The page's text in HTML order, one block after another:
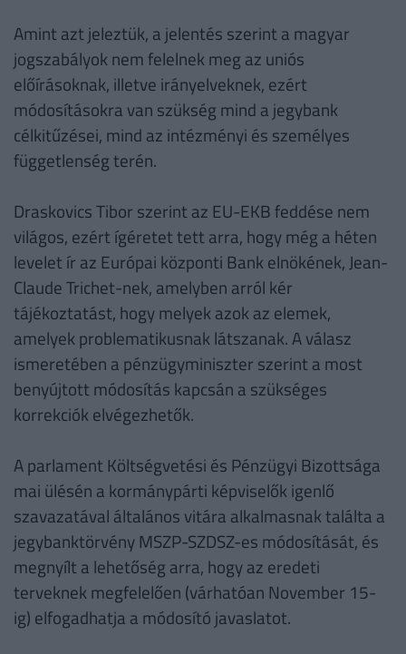
Amint azt jeleztük, a jelentés szerint a magyar
jogszabályok nem felelnek meg az uniós
előírásoknak, illetve irányelveknek, ezért
módosításokra van szükség mind a jegybank
célkitűzései, mind az intézményi és személyes
függetlenség terén.
Draskovics Tibor szerint az EU-EKB feddése nem
világos, ezért ígéretet tett arra, hogy még a héten
levelet ír az Európai központi Bank elnökének, Jean-
Claude Trichet-nek, amelyben arról kér
tájékoztatást, hogy melyek azok az elemek,
amelyek problematikusnak látszanak. A válasz
ismeretében a pénzügyminiszter szerint a most
benyújtott módosítás kapcsán a szükséges
korrekciók elvégezhetők.
A parlament Költségvetési és Pénzügyi Bizottsága
mai ülésén a kormánypárti képviselők igenlő
szavazatával általános vitára alkalmasnak találta a
jegybanktörvény MSZP-SZDSZ-es módosítását, és
megnyílt a lehetőség arra, hogy az eredeti
terveknek megfelelően (várhatóan November 15-
ig) elfogadhatja a módosító javaslatot.